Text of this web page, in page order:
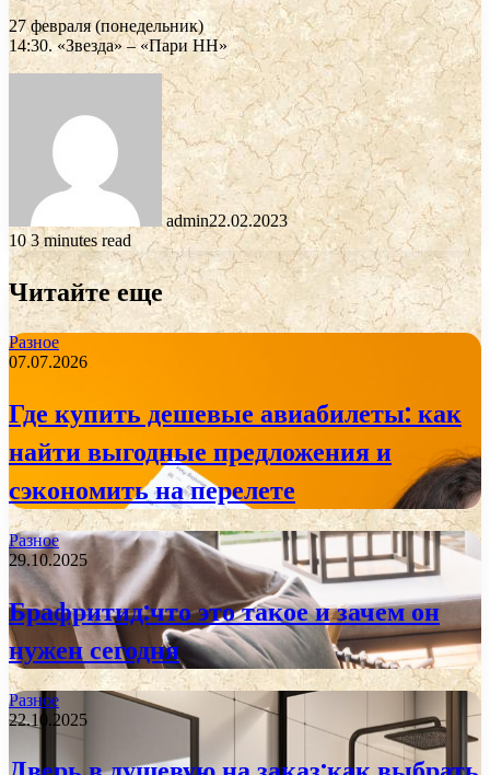
27 февраля (понедельник)
14:30. «Звезда» – «Пари НН»
admin22.02.2023
103 minutes read
Читайте еще
Разное
07.07.2026
Где купить дешевые авиабилеты: как
найти выгодные предложения и
сэкономить на перелете
Разное
29.10.2025
Брафритид:что это такое и зачем он
нужен сегодня
Разное
22.10.2025